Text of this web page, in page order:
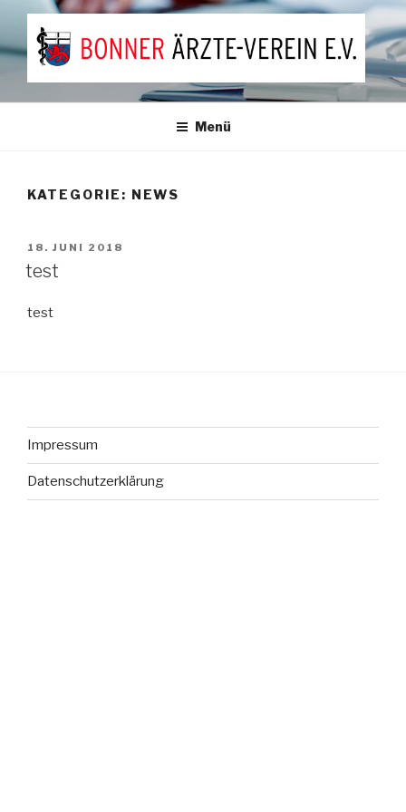
springen
Netzwerk für Ärztinnen und Ärzte in der Region Bonn
Menü
KATEGORIE: NEWS
VERÖFFENTLICHT
AM
18. JUNI 2018
test
test
Impressum
Datenschutzerklärung